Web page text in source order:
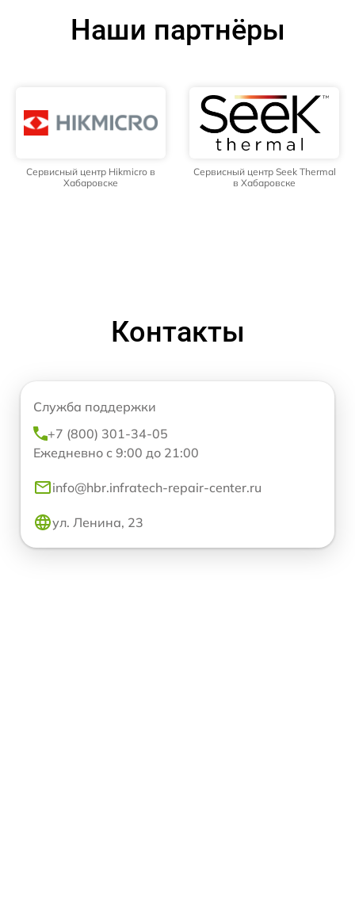
Наши партнёры
Сервисный центр Hikmicro в
Хабаровске
Сервисный центр Seek Thermal
в Хабаровске
Контакты
Служба поддержки
+7 (800) 301-34-05
Ежедневно с 9:00 до 21:00
info@hbr.infratech-repair-center.ru
ул. Ленина, 23